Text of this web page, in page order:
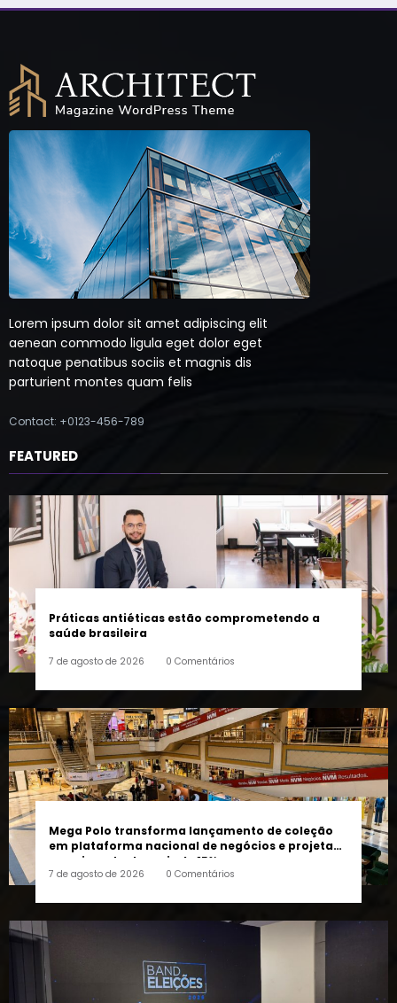
Lorem ipsum dolor sit amet adipiscing elit
aenean commodo ligula eget dolor eget
natoque penatibus sociis et magnis dis
parturient montes quam felis
Contact: +0123-456-789
FEATURED
Práticas antiéticas estão comprometendo a
saúde brasileira
7 de agosto de 2026 0 Comentários
Mega Polo transforma lançamento de coleção
em plataforma nacional de negócios e projeta
crescimento de mais de 15%
7 de agosto de 2026 0 Comentários